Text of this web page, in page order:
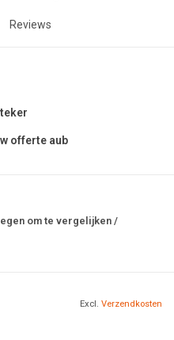
Reviews
offerte aub
om te vergelijken/
Excl. Verzendkosten